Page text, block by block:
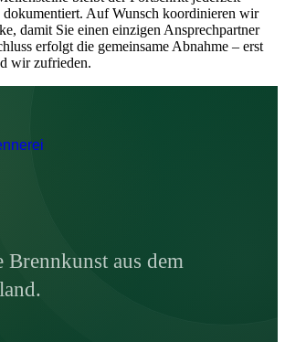
Auf Wunsch koordinieren wir
damit Sie einen einzigen Ansprechpartner
erfolgt die gemeinsame Abnahme – erst
wir zufrieden.
Brennkunst aus dem